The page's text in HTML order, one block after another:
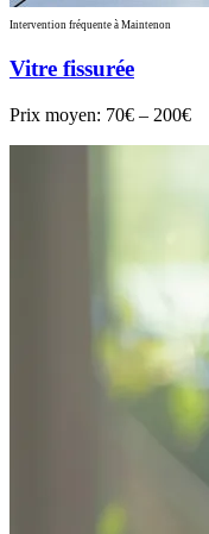
Intervention fréquente à Maintenon
Vitre fissurée
Prix moyen: 70€ – 200€